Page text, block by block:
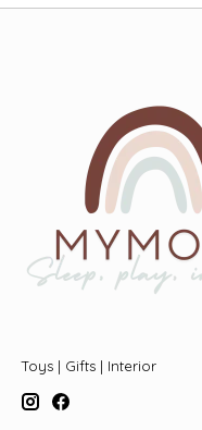
Toys | Gifts | Interior